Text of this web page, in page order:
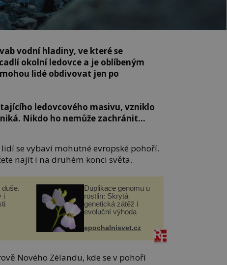
vodní hladiny, ve které se
okolní ledovce a je oblíbeným
lidé obdivovat jen po
ledovcového masivu, vzniklo
Nikdo ho nemůže zachránit…
se vybaví mohutné evropské pohoří.
najít i na druhém konci světa.
duše.
i
Duplikace genomu u
rostlin: Skrytá
genetická zátěž i
evoluční výhoda
epochalnisvet.cz
Nového Zélandu, kde se v pohoří